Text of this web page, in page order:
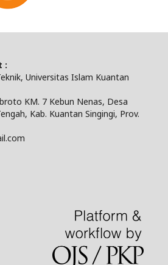
:
Universitas Islam Kuantan
KM. 7 Kebun Nenas, Desa
Kab. Kuantan Singingi, Prov.